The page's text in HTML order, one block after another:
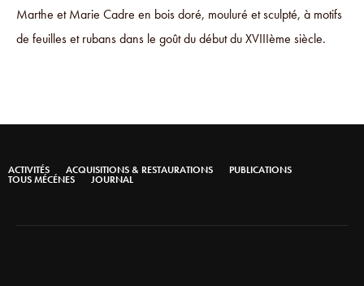
Marthe et Marie Cadre en bois doré, mouluré et sculpté, à motifs
de feuilles et rubans dans le goût du début du XVIIIème siècle.
ACTIVITÉS ACQUISITIONS & RESTAURATIONS PUBLICATIONS
TOUS MÉCÉNES JOURNAL